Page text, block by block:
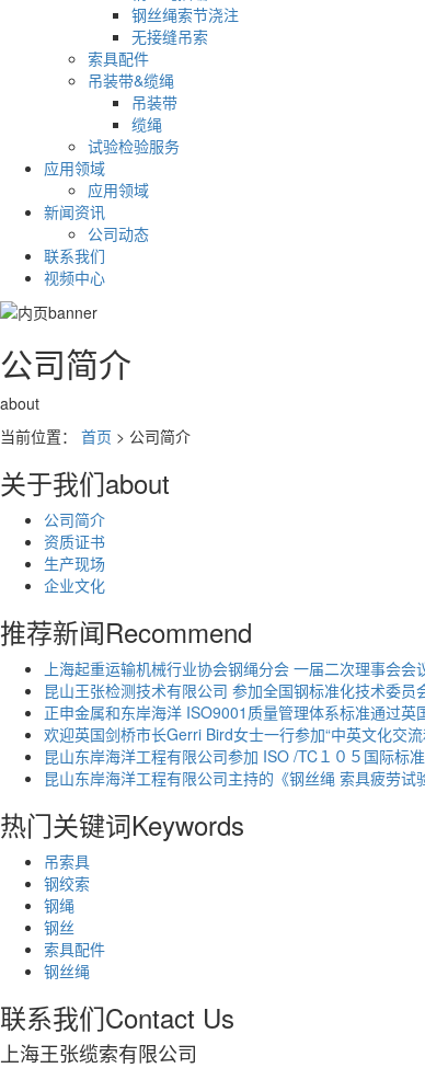
钢丝绳索节浇注
无接缝吊索
索具配件
吊装带&缆绳
吊装带
缆绳
试验检验服务
应用领域
应用领域
新闻资讯
公司动态
联系我们
视频中心
公司简介
about
当前位置： 首页 > 公司简介
关于我们about
公司简介
资质证书
生产现场
企业文化
推荐新闻Recommend
上海起重运输机械行业协会钢绳分会 一届二次理事会会
昆山王张检测技术有限公司 参加全国钢标准化技术委员
正申金属和东岸海洋 ISO9001质量管理体系标准通过英
欢迎英国剑桥市长Gerri Bird女士一行参加“中英文化交
昆山东岸海洋工程有限公司参加 ISO /TC１０５国际标
昆山东岸海洋工程有限公司主持的《钢丝绳 索具疲劳试
热门关键词Keywords
吊索具
钢绞索
钢绳
钢丝
索具配件
钢丝绳
联系我们Contact Us
上海王张缆索有限公司